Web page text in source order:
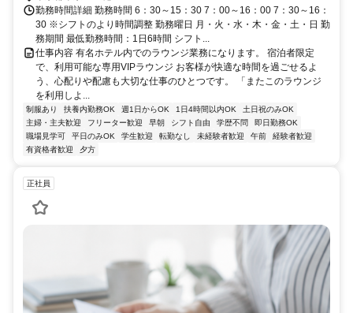
勤務時間詳細 勤務時間 6：30～15：30 7：00～16：00 7：30～16：
30 ※シフトのより時間調整 勤務曜日 月・火・水・木・金・土・日 勤
務期間 最低勤務時間：1日6時間 シフト...
仕事内容 有名ホテル内でのラウンジ業務になります。 宿泊者限定
で、利用可能な専用VIPラウンジ お客様が快適な時間を過ごせるよ
う、心配りや配慮も大切な仕事のひとつです。 「またこのラウンジ
を利用しよ...
制服あり 扶養内勤務OK 週1日からOK 1日4時間以内OK
土日祝のみOK
主婦・主夫歓迎
フリーター歓迎 早朝 シフト自由 学歴不問
即日勤務OK
職場見学可
平日のみOK 学生歓迎 転勤なし 未経験者歓迎 午前
経験者歓迎
有資格者歓迎
夕方
正社員